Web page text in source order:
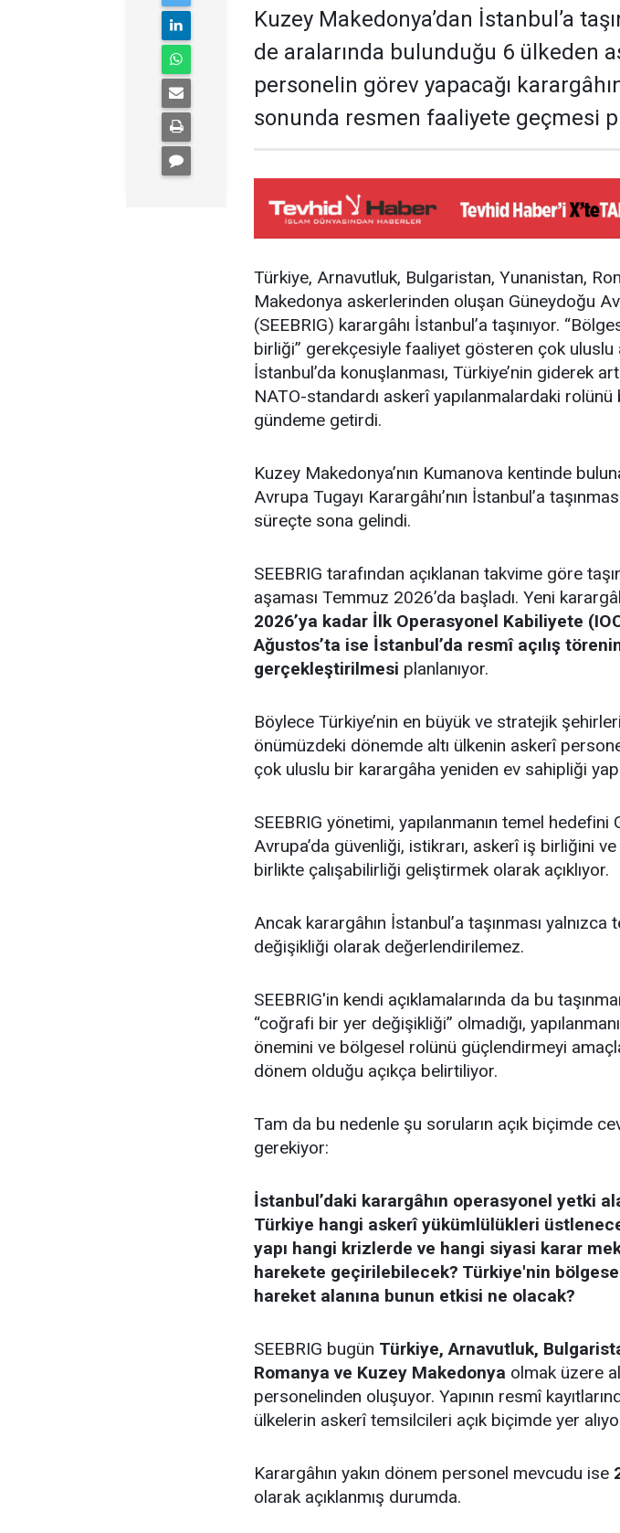
Kuzey Makedonya’dan İstanbul’a
de aralarında bulunduğu 6 ülkeden
personelin görev yapacağı
sonunda resmen faaliyete geçmesi
Türkiye, Arnavutluk, Bulgaristan, Yunanistan,
Makedonya askerlerinden oluşan Güneydoğu
(SEEBRIG) karargâhı İstanbul’a taşınıyor.
birliği” gerekçesiyle faaliyet gösteren çok uluslu
İstanbul’da konuşlanması, Türkiye’nin giderek
NATO-standardı askerî yapılanmalardaki
gündeme getirdi.
Kuzey Makedonya’nın Kumanova kentinde
Avrupa Tugayı Karargâhı’nın İstanbul’a
süreçte sona gelindi.
SEEBRIG tarafından açıklanan takvime göre
aşaması Temmuz 2026’da başladı. Yeni
2026’ya kadar İlk Operasyonel Kabiliyete
Ağustos’ta ise İstanbul’da resmî açılış
gerçekleştirilmesi planlanıyor.
Böylece Türkiye’nin en büyük ve stratejik
önümüzdeki dönemde altı ülkenin askerî
çok uluslu bir karargâha yeniden ev sahipliği
SEEBRIG yönetimi, yapılanmanın temel hedefini
Avrupa’da güvenliği, istikrarı, askerî iş birliğini
birlikte çalışabilirliği geliştirmek olarak açıklıyor.
Ancak karargâhın İstanbul’a taşınması
değişikliği olarak değerlendirilemez.
SEEBRIG'in kendi açıklamalarında da bu
“coğrafi bir yer değişikliği” olmadığı,
önemini ve bölgesel rolünü güçlendirmeyi
dönem olduğu açıkça belirtiliyor.
Tam da bu nedenle şu soruların açık biçimde
gerekiyor:
İstanbul’daki karargâhın operasyonel yetki
Türkiye hangi askerî yükümlülükleri
yapı hangi krizlerde ve hangi siyasi karar
harekete geçirilebilecek? Türkiye'nin
hareket alanına bunun etkisi ne olacak?
SEEBRIG bugün Türkiye, Arnavutluk,
Romanya ve Kuzey Makedonya olmak üzere
personelinden oluşuyor. Yapının resmî
ülkelerin askerî temsilcileri açık biçimde yer
Karargâhın yakın dönem personel mevcudu ise
olarak açıklanmış durumda.